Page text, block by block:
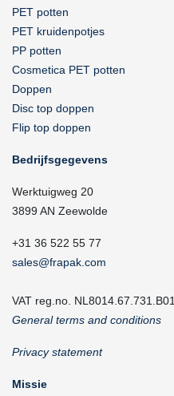
PET potten
PET kruidenpotjes
PP potten
Cosmetica PET potten
Doppen
Disc top doppen
Flip top doppen
Bedrijfsgegevens
Werktuigweg 20
3899 AN Zeewolde
+31 36 522 55 77
sales@frapak.com
VAT reg.no. NL8014.67.731.B01
General terms and conditions
Privacy statement
Missie